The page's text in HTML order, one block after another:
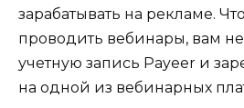
зарабатывать на рекламе.
проводить вебинары, вам
учетную запись Payeer и
на одной из вебинарных